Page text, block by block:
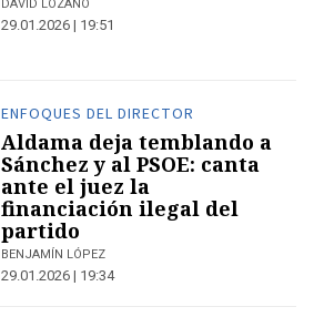
DAVID LOZANO
29.01.2026 | 19:51
ENFOQUES DEL DIRECTOR
Aldama deja temblando a
Sánchez y al PSOE: canta
ante el juez la
financiación ilegal del
partido
BENJAMÍN LÓPEZ
29.01.2026 | 19:34